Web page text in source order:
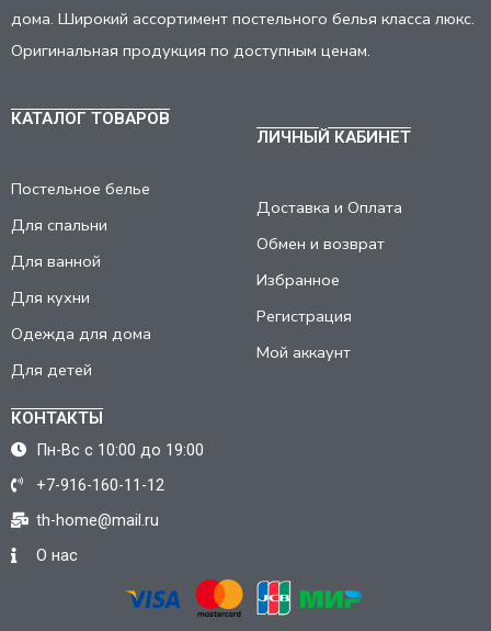
дома. Широкий ассортимент постельного белья класса люкс.
Оригинальная продукция по доступным ценам.
КАТАЛОГ ТОВАРОВ
Постельное белье
Для спальни
Для ванной
Для кухни
Одежда для дома
Для детей
ЛИЧНЫЙ КАБИНЕТ
Доставка и Оплата
Обмен и возврат
Избранное
Регистрация
Мой аккаунт
КОНТАКТЫ
Пн-Вс с 10:00 до 19:00
+7-916-160-11-12
th-home@mail.ru
О нас